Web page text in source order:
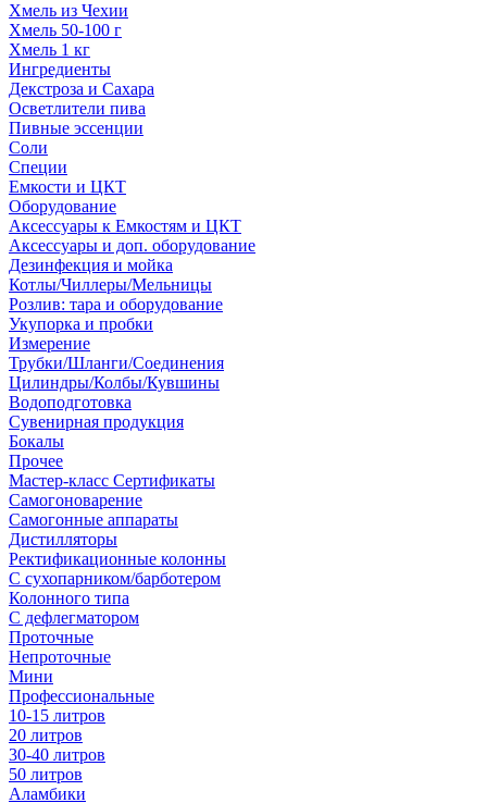
Хмель из Чехии
Хмель 50-100 г
Хмель 1 кг
Ингредиенты
Декстроза и Сахара
Осветлители пива
Пивные эссенции
Соли
Специи
Емкости и ЦКТ
Оборудование
Аксессуары к Емкостям и ЦКТ
Аксессуары и доп. оборудование
Дезинфекция и мойка
Котлы/Чиллеры/Мельницы
Розлив: тара и оборудование
Укупорка и пробки
Измерение
Трубки/Шланги/Соединения
Цилиндры/Колбы/Кувшины
Водоподготовка
Сувенирная продукция
Бокалы
Прочее
Мастер-класс Сертификаты
Самогоноварение
Самогонные аппараты
Дистилляторы
Ректификационные колонны
С сухопарником/барботером
Колонного типа
С дефлегматором
Проточные
Непроточные
Мини
Профессиональные
10-15 литров
20 литров
30-40 литров
50 литров
Аламбики